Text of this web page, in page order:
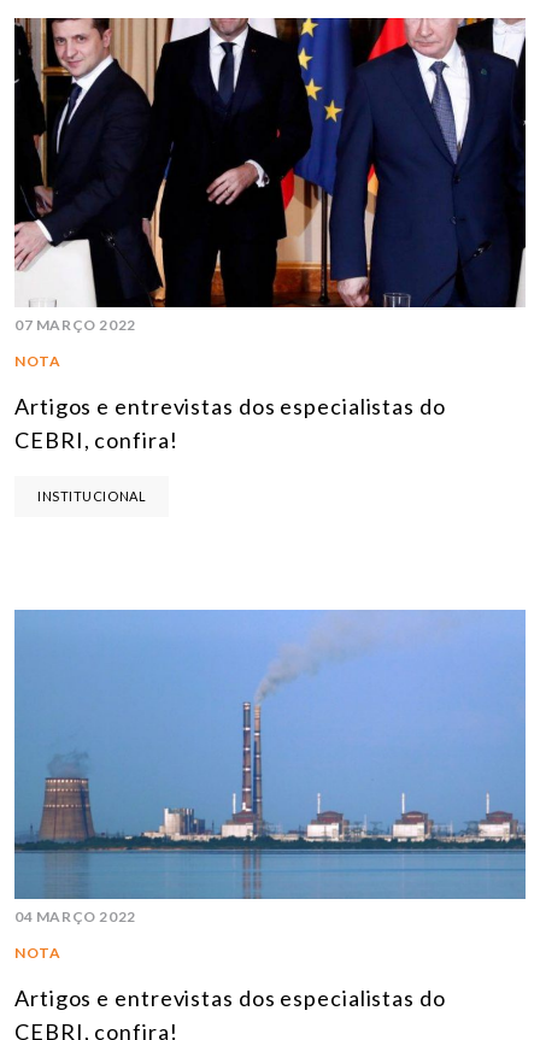
07 MARÇO 2022
NOTA
Artigos e entrevistas dos especialistas do
CEBRI, confira!
INSTITUCIONAL
04 MARÇO 2022
NOTA
Artigos e entrevistas dos especialistas do
CEBRI, confira!